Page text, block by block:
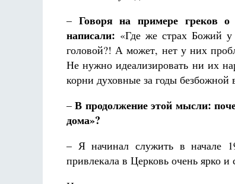
– Говоря на примере греков
написали: «Где же страх Божий
головой?! А может, нет у них
Не нужно идеализировать ни их
корни духовные за годы безбожной
– В продолжение этой мысли:
дома»?
– Я начинал служить в начале
привлекала в Церковь очень ярко и